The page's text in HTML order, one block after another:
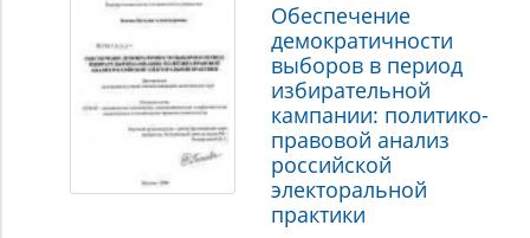
Обеспечение
демократичности
выборов в период
избирательной
кампании: политико-
правовой анализ
российской
электоральной
практики